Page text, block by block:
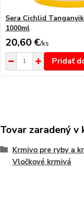
Sera Cichlid
1000ml
20,60 €/ks
Pridať
Tovar zaradený v
Krmivo pre ryby a
Vločkové krmivá